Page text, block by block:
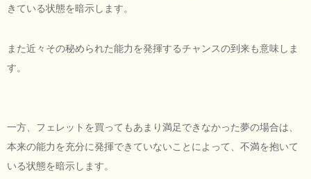
きている状態を暗示します。
また近々その秘められた能力を発揮するチャンスの到来も意味しま
す。
一方、フェレットを買ってもあまり満足できなかった夢の場合は、
本来の能力を充分に発揮できていないことによって、不満を抱いて
いる状態を暗示します。